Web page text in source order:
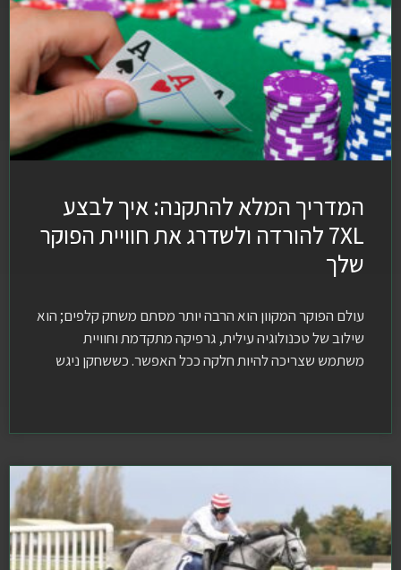
המדריך המלא להתקנה: איך לבצע
7XL להורדה ולשדרג את חוויית הפוקר
שלך
עולם הפוקר המקוון הוא הרבה יותר מסתם משחק קלפים; הוא
שילוב של טכנולוגיה עילית, גרפיקה מתקדמת וחוויית
משתמש שצריכה להיות חלקה ככל האפשר. כששחקן ניגש